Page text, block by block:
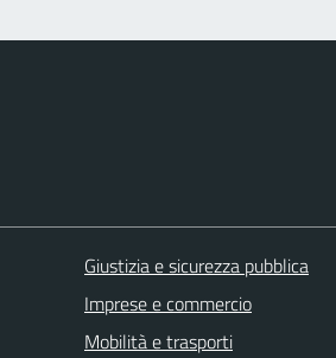
Giustizia e sicurezza pubblica
Imprese e commercio
Mobilità e trasporti